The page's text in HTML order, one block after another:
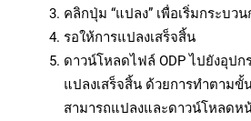
คลิกปุ่ม “แปลง” เพื่อเริ่มกระบว
รอให้การแปลงเสร็จสิ้น
ดาวน์โหลดไฟล์ ODP ไปยังอุป
แปลงเสร็จสิ้น ด้วยการทำตาม
สามารถแปลงและดาวน์โหลดห